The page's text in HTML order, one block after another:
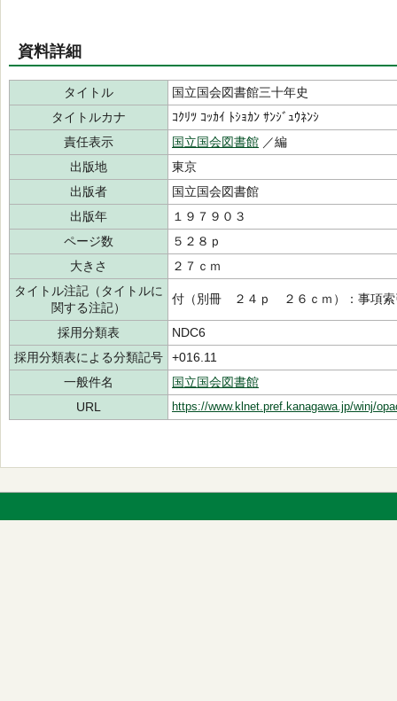
資料詳細
タイトル
国立国会図書館三十年史
タイトルカナ
ｺｸﾘﾂ ｺｯｶｲ ﾄｼｮｶﾝ ｻﾝｼﾞｭｳﾈﾝｼ
責任表示
国立国会図書館 ／編
出版地
東京
出版者
国立国会図書館
出版年
１９７９０３
ページ数
５２８ｐ
大きさ
２７ｃｍ
タイトル注記（タイトルに
関する注記）
付（別冊 ２４ｐ ２６ｃｍ）：事項索
採用分類表
NDC6
採用分類表による分類記号
+016.11
一般件名
国立国会図書館
URL
https://www.klnet.pref.kanagawa.jp/winj/